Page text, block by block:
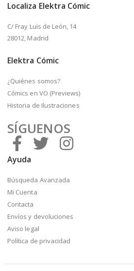
Localiza Elektra Cómic
C/ Fray Luis de León, 14
28012, Madrid
Elektra Cómic
¿Quiénes somos?
Cómics en VO (Previews)
Historia de Ilustraciones
SÍGUENOS
Ayuda
Búsqueda Avanzada
Mi Cuenta
Contacta
Envíos y devoluciones
Aviso legal
Política de privacidad